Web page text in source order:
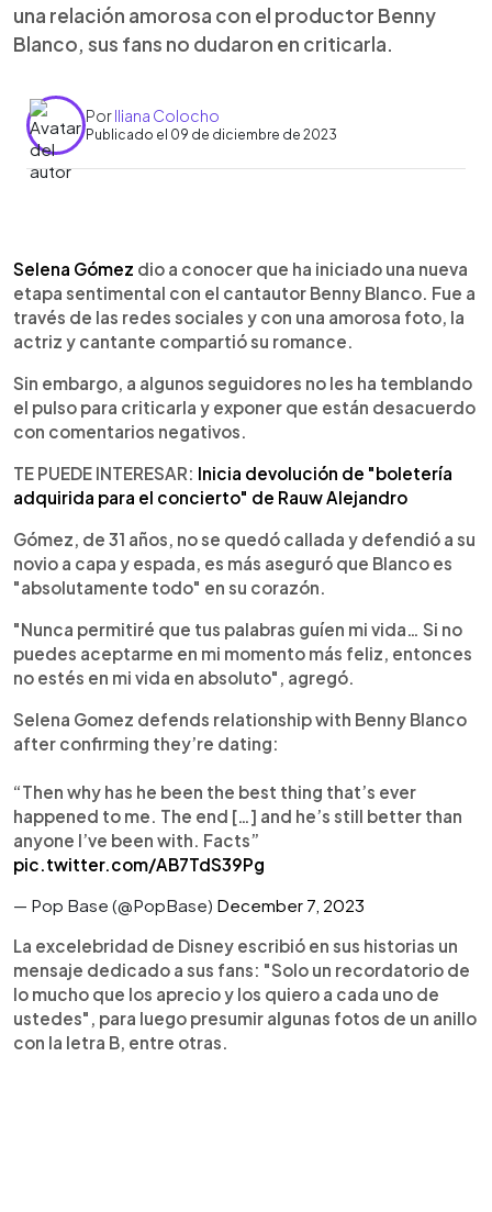
una relación amorosa con el productor Benny
Blanco, sus fans no dudaron en criticarla.
PorIliana Colocho
Publicado el 09 de diciembre de 2023
► Escuchar artículo
Selena Gómez dio a conocer que ha iniciado una nueva
etapa sentimental con el cantautor Benny Blanco. Fue a
través de las redes sociales y con una amorosa foto, la
actriz y cantante compartió su romance.
Sin embargo, a algunos seguidores no les ha temblando
el pulso para criticarla y exponer que están desacuerdo
con comentarios negativos.
TE PUEDE INTERESAR: Inicia devolución de "boletería
adquirida para el concierto" de Rauw Alejandro
Gómez, de 31 años, no se quedó callada y defendió a su
novio a capa y espada, es más aseguró que Blanco es
"absolutamente todo" en su corazón.
"Nunca permitiré que tus palabras guíen mi vida… Si no
puedes aceptarme en mi momento más feliz, entonces
no estés en mi vida en absoluto", agregó.
Selena Gomez defends relationship with Benny Blanco
after confirming they’re dating:
“Then why has he been the best thing that’s ever
happened to me. The end […] and he’s still better than
anyone I’ve been with. Facts”
pic.twitter.com/AB7TdS39Pg
— Pop Base (@PopBase) December 7, 2023
La excelebridad de Disney escribió en sus historias un
mensaje dedicado a sus fans: "Solo un recordatorio de
lo mucho que los aprecio y los quiero a cada uno de
ustedes", para luego presumir algunas fotos de un anillo
con la letra B, entre otras.